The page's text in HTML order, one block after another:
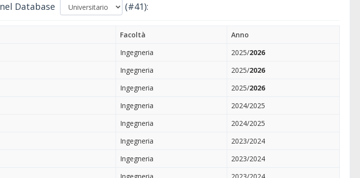
nel Database (#41):
Facoltà
Anno
Ingegneria 2025/2026
Ingegneria 2025/2026
Ingegneria 2025/2026
Ingegneria
2024/2025
Ingegneria
2024/2025
Ingegneria
2023/2024
Ingegneria
2023/2024